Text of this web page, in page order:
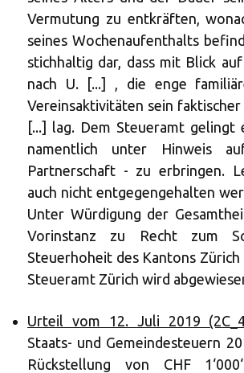
Vermutung zu entkräften,
seines Wochenaufenthalts
stichhaltig dar, dass mit Blick
nach U. [...] , die enge
Vereinsaktivitäten sein
[...] lag. Dem Steueramt gelingt
namentlich unter Hinweis
Partnerschaft - zu erbringen.
auch nicht entgegengehalten
Unter Würdigung der
Vorinstanz zu Recht zum
Steuerhoheit des Kantons
Steueramt Zürich wird
Urteil vom 12. Juli 2019
Staats- und Gemeindesteuern
Rückstellung von CHF